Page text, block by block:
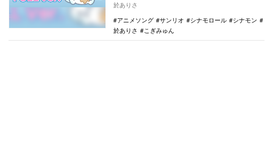
ン・スー…
於ありさ
アニメソング
サンリオ シナモロール
シナモン
於ありさ
こぎみゅん